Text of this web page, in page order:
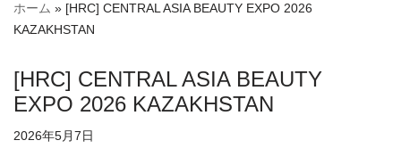
ツ
キ
ッ
ホーム » [HRC] CENTRAL ASIA BEAUTY EXPO 2026
KAZAKHSTAN
[HRC] CENTRAL ASIA BEAUTY
EXPO 2026 KAZAKHSTAN
2026年5月7日